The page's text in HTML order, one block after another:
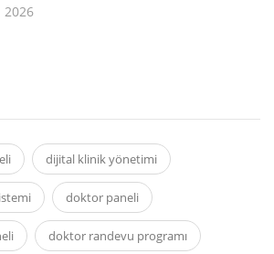
2026
dijital klinik yönetimi
doktor paneli
doktor randevu programı